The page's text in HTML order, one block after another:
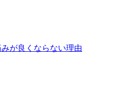
が良くならない理由